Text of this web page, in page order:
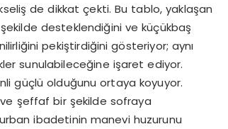
de dikkat çekti. Bu tablo, yaklaşan
şekilde desteklendiğini ve küçükbaş
pekiştirdiğini gösteriyor; aynı
sunulabileceğine işaret ediyor.
güçlü olduğunu ortaya koyuyor.
ve şeffaf bir şekilde sofraya
ibadetinin manevi huzurunu